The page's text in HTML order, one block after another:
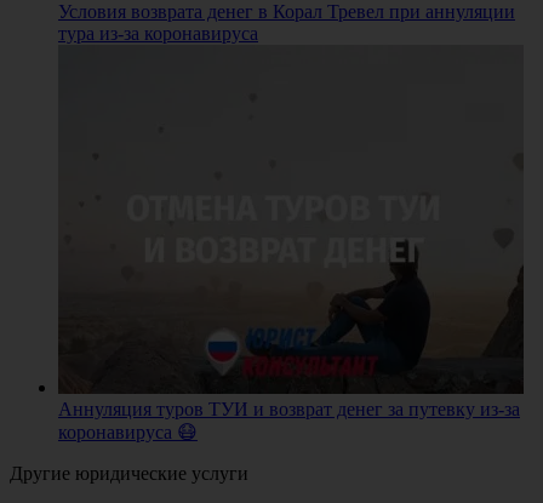
Условия возврата денег в Корал Тревел при аннуляции
тура из-за коронавируса
Аннуляция туров ТУИ и возврат денег за путевку из-за
коронавируса 😷
Другие юридические услуги